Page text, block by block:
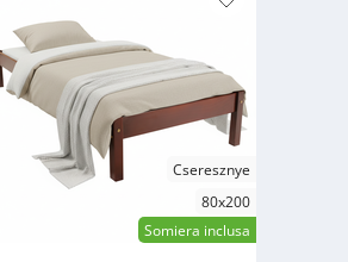
Cseresznye
80x200
Somiera inclusa